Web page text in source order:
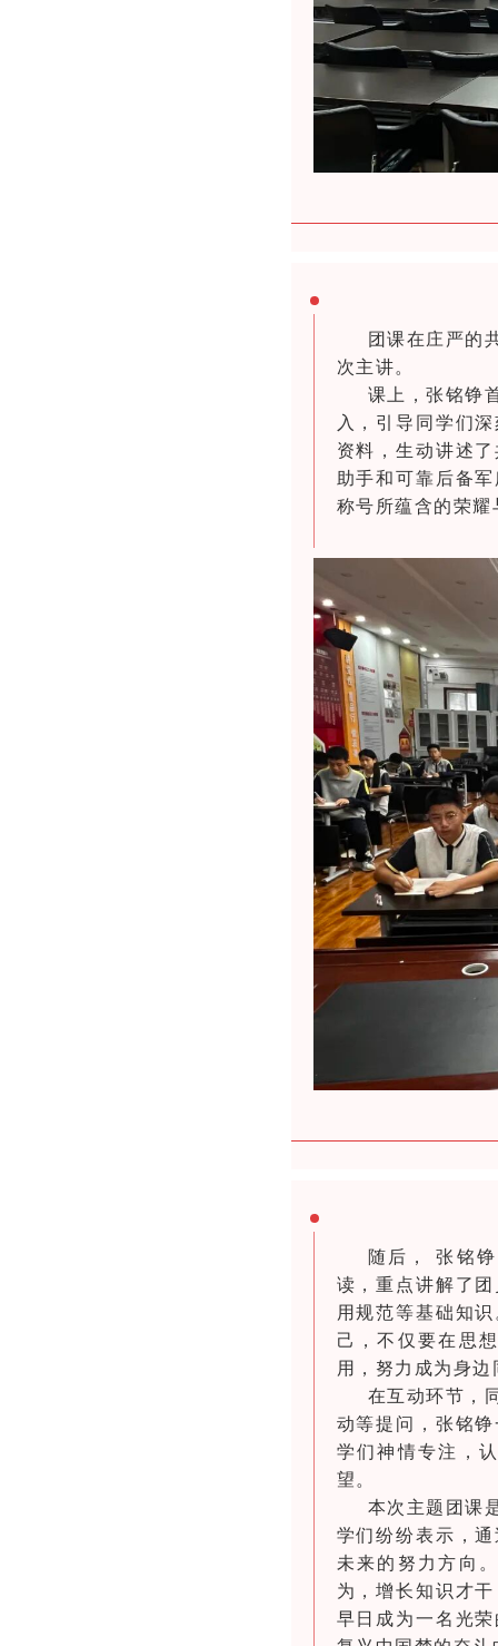
团课在庄严的
次主讲。
课上，张铭铮
入，引导同学们
资料，生动讲述
助手和可靠后备
称号所蕴含的荣耀
随后， 张 铭铮
读，重点讲解了
用规范等基础知
己，不仅要在思
用，努力成为身
在互动环节，
动等提问
，张铭铮
学们神情专注，
望。
本次主题团课
学们纷纷表示，
未来的努力方向
为，增长知识才
早日成为一名光